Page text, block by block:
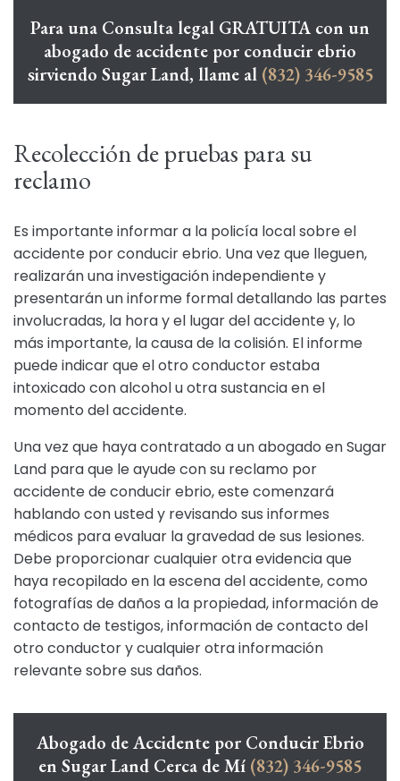
Para una Consulta legal GRATUITA con un
abogado de accidente por conducir ebrio
sirviendo Sugar Land, llame al (832) 346-9585
Recolección de pruebas para su
reclamo
Es importante informar a la policía local sobre el
accidente por conducir ebrio. Una vez que lleguen,
realizarán una investigación independiente y
presentarán un informe formal detallando las partes
involucradas, la hora y el lugar del accidente y, lo
más importante, la causa de la colisión. El informe
puede indicar que el otro conductor estaba
intoxicado con alcohol u otra sustancia en el
momento del accidente.
Una vez que haya contratado a un abogado en Sugar
Land para que le ayude con su reclamo por
accidente de conducir ebrio, este comenzará
hablando con usted y revisando sus informes
médicos para evaluar la gravedad de sus lesiones.
Debe proporcionar cualquier otra evidencia que
haya recopilado en la escena del accidente, como
fotografías de daños a la propiedad, información de
contacto de testigos, información de contacto del
otro conductor y cualquier otra información
relevante sobre sus daños.
Abogado de Accidente por Conducir Ebrio
en Sugar Land Cerca de Mí (832) 346-9585